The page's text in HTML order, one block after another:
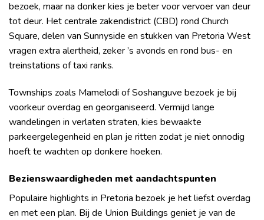
bezoek, maar na donker kies je beter voor vervoer van deur
tot deur. Het centrale zakendistrict (CBD) rond Church
Square, delen van Sunnyside en stukken van Pretoria West
vragen extra alertheid, zeker ’s avonds en rond bus- en
treinstations of taxi ranks.
Townships zoals Mamelodi of Soshanguve bezoek je bij
voorkeur overdag en georganiseerd. Vermijd lange
wandelingen in verlaten straten, kies bewaakte
parkeergelegenheid en plan je ritten zodat je niet onnodig
hoeft te wachten op donkere hoeken.
Bezienswaardigheden met aandachtspunten
Populaire highlights in Pretoria bezoek je het liefst overdag
en met een plan. Bij de Union Buildings geniet je van de